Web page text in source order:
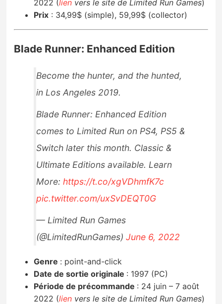
2022 (lien vers le site de Limited Run Games)
Prix : 34,99$ (simple), 59,99$ (collector)
Blade Runner: Enhanced Edition
Become the hunter, and the hunted,
in Los Angeles 2019.
Blade Runner: Enhanced Edition
comes to Limited Run on PS4, PS5 &
Switch later this month. Classic &
Ultimate Editions available. Learn
More:https://t.co/xgVDhmfK7c
pic.twitter.com/uxSvDEQT0G
— Limited Run Games
(@LimitedRunGames)June 6, 2022
Genre : point-and-click
Date de sortie originale : 1997 (PC)
Période de précommande : 24 juin – 7 août
2022 (lien vers le site de Limited Run Games)